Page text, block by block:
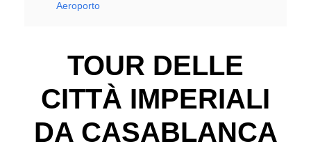
Aeroporto
TOUR DELLE
CITTÀ IMPERIALI
DA CASABLANCA